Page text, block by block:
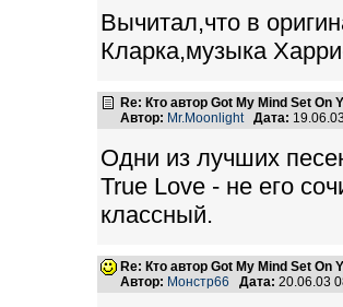
Вычитал,что в
Кларка,музыка
Re: Кто автор Got My Mind Set On
Автор: Mr.Moonlight Дата:
Одни из лучших
True Love - не его
классный.
Re: Кто автор Got My Mind Set On
Автор: Монстр66 Дата: 20.06.03